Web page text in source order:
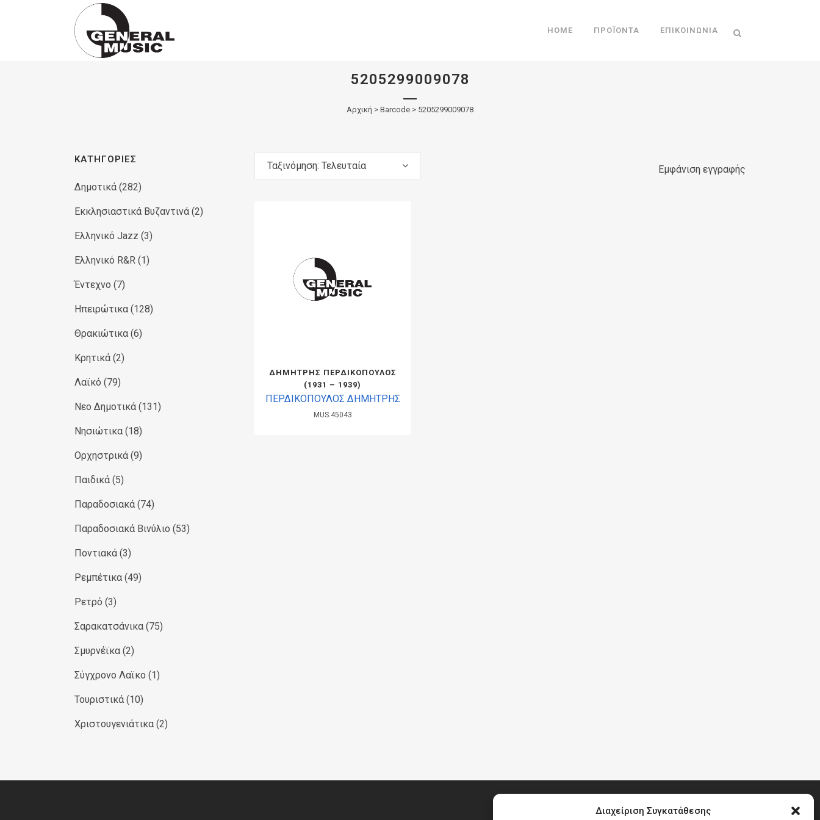
Διαχείριση Συγκατάθεσης
Products
HOME ΠΡΟΪΌΝΤΑ ΕΠΙΚΟΙΝΩΝΊΑ
5205299009078
Αρχική > Barcode > 5205299009078
ΚΑΤΗΓΟΡΊΕΣ
Δημοτικά (282)
Εκκλησιαστικά Βυζαντινά (2)
Ελληνικό Jazz (3)
Ελληνικό R&R (1)
Έντεχνο (7)
Ηπειρώτικα (128)
Θρακιώτικα (6)
Κρητικά (2)
Λαϊκό (79)
Νεο Δημοτικά (131)
Νησιώτικα (18)
Ορχηστρικά (9)
Παιδικά (5)
Παραδοσιακά (74)
Παραδοσιακά Βινύλιο (53)
Ποντιακά (3)
Ρεμπέτικα (49)
Ρετρό (3)
Σαρακατσάνικα (75)
Σμυρνέϊκα (2)
Σύγχρονο Λαϊκο (1)
Τουριστικά (10)
Χριστουγενιάτικα (2)
Εμφάνιση εγγραφής
Ταξινόμηση: Τελευταία
ΔΗΜΗΤΡΗΣ ΠΕΡΔΙΚΟΠΟΥΛΟΣ
(1931 – 1939)
ΠΕΡΔΙΚΟΠΟΥΛΟΣ ΔΗΜΗΤΡΗΣ
MUS.45043